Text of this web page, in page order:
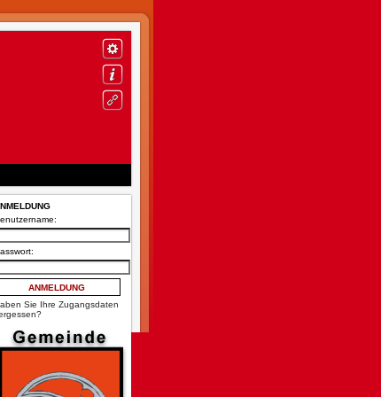
Sie Ihre Zugangsdaten